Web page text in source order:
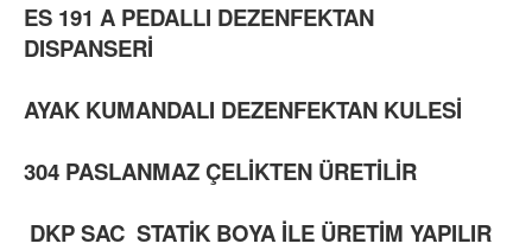
ES 191 A PEDALLI DEZENFEKTAN
DISPANSERİ
AYAK KUMANDALI DEZENFEKTAN KULESİ
304 PASLANMAZ ÇELİKTEN ÜRETİLİR
DKP SAC STATİK BOYA İLE ÜRETİM YAPILIR